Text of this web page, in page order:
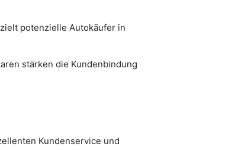
potenzielle Autokäufer in
stärken die Kundenbindung
Kundenservice und